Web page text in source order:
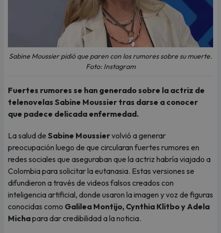
Sabine Moussier pidió que paren con los rumores sobre su muerte.
Foto: Instagram
Fuertes rumores se han generado sobre la actriz de
telenovelas Sabine Moussier tras darse a conocer
que padece delicada enfermedad.
La salud de Sabine Moussiervolvió a generar
preocupación luego de que circularan fuertes rumores en
redes sociales que aseguraban que la actriz habría viajado a
Colombia para solicitar la eutanasia. Estas versiones se
difundieron a través de videos falsos creados con
inteligencia artificial, donde usaron la imagen y voz de figuras
conocidas como Galilea Montijo, Cynthia Klitbo y Adela
Michapara dar credibilidad a la noticia.